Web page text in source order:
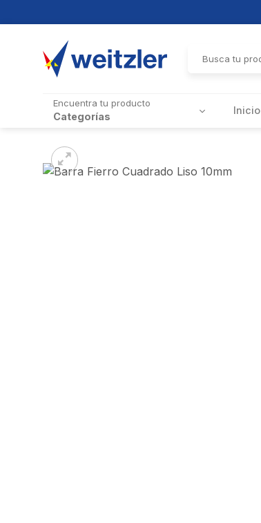
por:
Encuentra tu producto
Categorías Inicio